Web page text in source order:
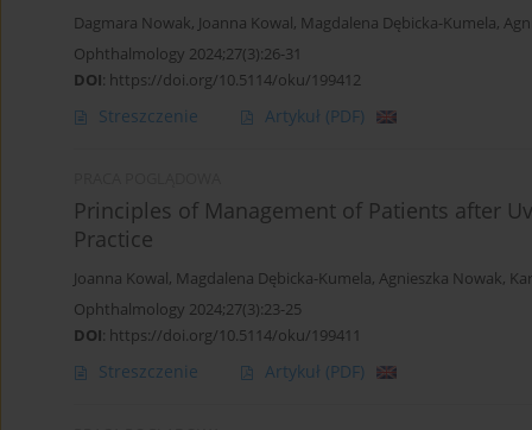
Dagmara Nowak, Joanna Kowal, Magdalena Dębicka-Kumela,
Ophthalmology 2024;27(3):26-31
DOI: https://doi.org/10.5114/oku/199412
Streszczenie Artykuł (PDF)
Principles of Management of Patients after
Practice
Joanna Kowal, Magdalena Dębicka-Kumela, Agnieszka Nowak,
Ophthalmology 2024;27(3):23-25
DOI: https://doi.org/10.5114/oku/199411
Streszczenie Artykuł (PDF)